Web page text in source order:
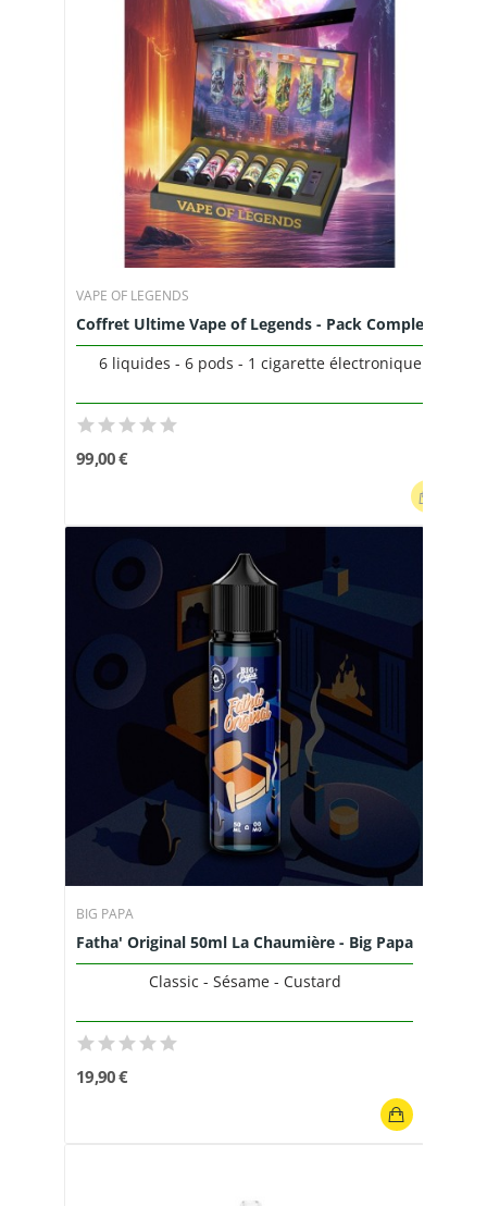
VAPE OF LEGENDS
Coffret Ultime Vape of Legends - Pack Complet...
6 liquides - 6 pods - 1 cigarette électronique
99,00 €
BIG PAPA
Fatha' Original 50ml La Chaumière - Big Papa
Classic - Sésame - Custard
19,90 €